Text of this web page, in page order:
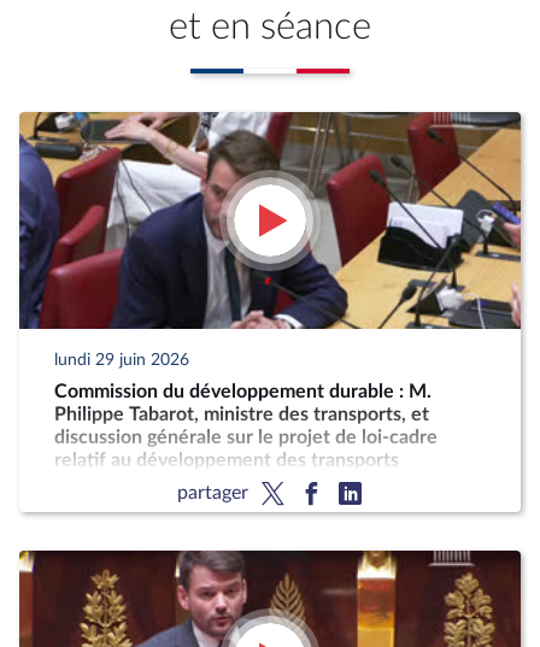
et en séance
lundi 29 juin 2026
Commission du développement durable : M.
Philippe Tabarot, ministre des transports, et
discussion générale sur le projet de loi-cadre
relatif au développement des transports
partager